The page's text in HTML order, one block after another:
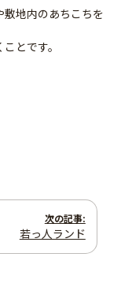
地内のあちこちを
とです。
次の記事:
若っ人ランド